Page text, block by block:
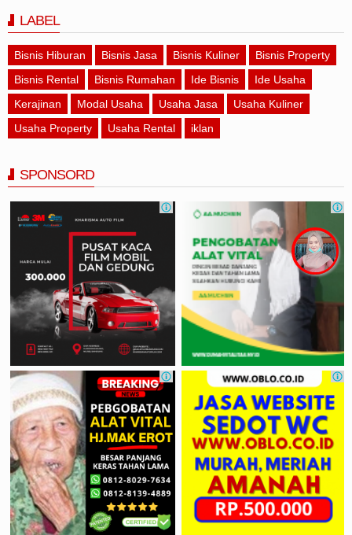
LABEL
Bisnis Hiburan Bisnis Jasa Bisnis Kuliner
Bisnis Property
Bisnis Rental
Bisnis Rumahan Ide Bisnis
Ide Usaha
Kerajinan
Modal Usaha Usaha Jasa
Usaha Kuliner
Usaha Property
Usaha Rental iklan
SPONSORD